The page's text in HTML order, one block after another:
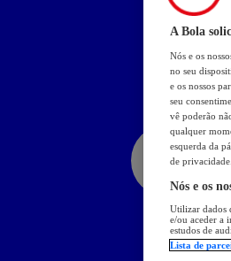
A Bola
Nós e os
no seu
e os nossos
seu
vê poderão
qualquer
esquerda da
de privacidade.
Nós e os
Utilizar dados
e/ou aceder a
estudos de
Lista de